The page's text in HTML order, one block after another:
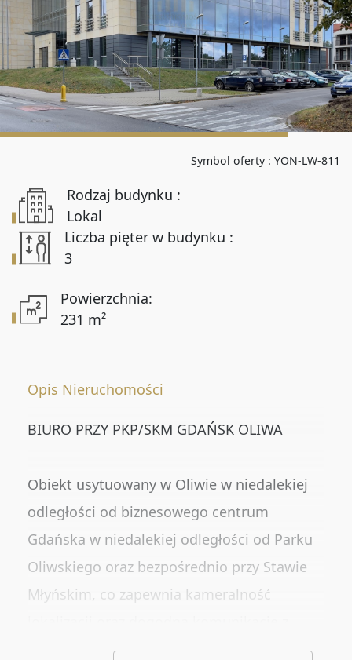
Liczba pokoi od
Liczba pokoi do
Powierzchnia do
Rynekwtórny
Rynekpierwotny
Oferty ze zdjęciem
Symbol oferty : YON-LW-811
Rodzaj budynku :
Lokal
Liczba pięter w budynku :
3
Powierzchnia:
231 m²
Opis Nieruchomości
BIURO PRZY PKP/SKM GDAŃSK OLIWA
Obiekt usytuowany w Oliwie w niedalekiej
odległości od biznesowego centrum
Gdańska w niedalekiej odległości od Parku
Oliwskiego oraz bezpośrednio przy Stawie
Młyńskim, co zapewnia kameralność
resztą Trójmiasta.